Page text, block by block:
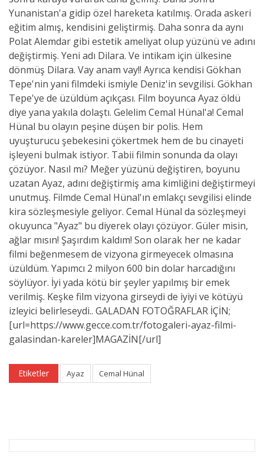
Yunanistan'a gidip özel hareketa katılmış. Orada askeri
eğitim almış, kendisini geliştirmiş. Daha sonra da aynı
Polat Alemdar gibi estetik ameliyat olup yüzünü ve adını
değiştirmiş. Yeni adı Dilara. Ve intikam için ülkesine
dönmüş Dilara. Vay anam vay!! Ayrıca kendisi Gökhan
Tepe'nin yani filmdeki ismiyle Deniz'in sevgilisi. Gökhan
Tepe'ye de üzüldüm açıkçası. Film boyunca Ayaz öldü
diye yana yakıla dolaştı. Gelelim Cemal Hünal'a! Cemal
Hünal bu olayın peşine düşen bir polis. Hem
uyuşturucu şebekesini çökertmek hem de bu cinayeti
işleyeni bulmak istiyor. Tabii filmin sonunda da olayı
çözüyor. Nasıl mı? Meğer yüzünü değiştiren, boyunu
uzatan Ayaz, adını değiştirmiş ama kimliğini değiştirmeyi
unutmuş. Filmde Cemal Hünal'ın emlakçı sevgilisi elinde
kira sözleşmesiyle geliyor. Cemal Hünal da sözleşmeyi
okuyunca "Ayaz" bu diyerek olayı çözüyor. Güler misin,
ağlar mısın! Şaşırdım kaldım! Son olarak her ne kadar
filmi beğenmesem de vizyona girmeyecek olmasına
üzüldüm. Yapımcı 2 milyon 600 bin dolar harcadığını
söylüyor. İyi yada kötü bir şeyler yapılmış bir emek
verilmiş. Keşke film vizyona girseydi de iyiyi ve kötüyü
izleyici belirleseydi.. GALADAN FOTOĞRAFLAR İÇİN;
[url=https://www.gecce.com.tr/fotogaleri-ayaz-filmi-
galasindan-kareler]MAGAZİN[/url]
Etiketler Ayaz Cemal Hünal